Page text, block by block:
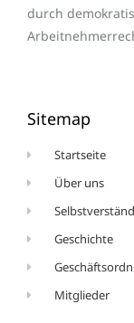
durch
Sitemap
Startseite
Über uns
Geschichte
Mitglieder